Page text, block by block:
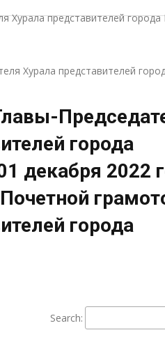
Хурала представителей
Хурала представителей
города
декабря 2022
города
Search: